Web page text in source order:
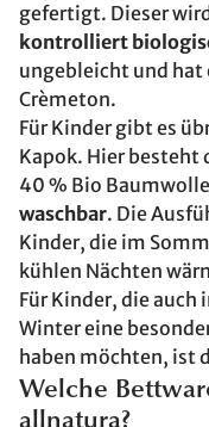
gefertigt. Dieser
kontrolliert
ungebleicht und hat
Crèmeton.
Für Kinder gibt es
Kapok. Hier besteht
40 % Bio
waschbar. Die
Kinder, die im
kühlen Nächten
Für Kinder, die
Winter eine
haben möchten, ist
Welche